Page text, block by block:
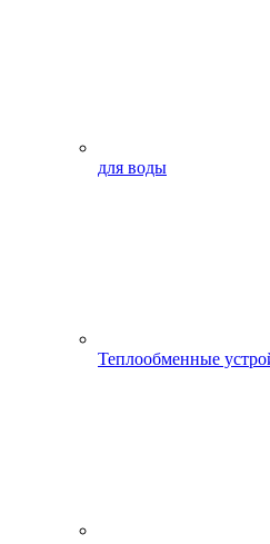
для воды
Теплообменные